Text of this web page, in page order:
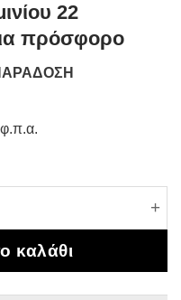
22
πρόσφορο
εκατοστά
καλάθι